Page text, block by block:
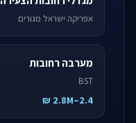
אפריקה ישראל מגורים
מערבה רחובות
BST
2.4–2.8M ₪